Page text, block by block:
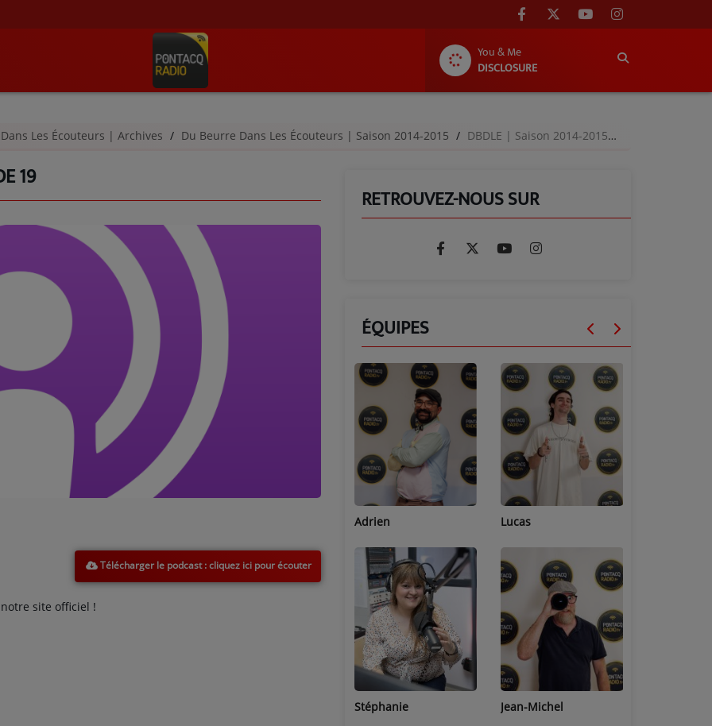
You & Me
DISCLOSURE
Les Écouteurs | Archives Du Beurre Dans Les Écouteurs | Saison 2014-2015 DBDLE | Saison 2014-2015 | Episode 19
19
Télécharger le podcast
site officiel !
RETROUVEZ-NOUS SUR
ÉQUIPES
Adrien
Stéphanie
Lucas
Jean-Michel